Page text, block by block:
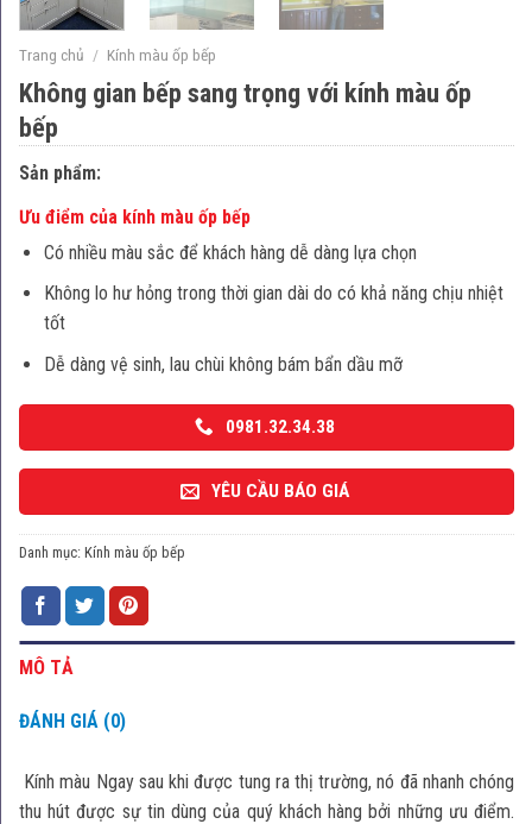
Trang chủ / Kính màu ốp bếp
Không gian bếp sang trọng với kính màu ốp
bếp
Sản phẩm:
Ưu điểm của kính màu ốp bếp
Có nhiều màu sắc để khách hàng dễ dàng lựa chọn
Không lo hư hỏng trong thời gian dài do có khả năng chịu nhiệt
tốt
Dễ dàng vệ sinh, lau chùi không bám bẩn dầu mỡ
0981.32.34.38
YÊU CẦU BÁO GIÁ
Danh mục: Kính màu ốp bếp
MÔ TẢ
ĐÁNH GIÁ (0)
Kính màu Ngay sau khi được tung ra thị trường, nó đã nhanh chóng
thu hút được sự tin dùng của quý khách hàng bởi những ưu điểm.